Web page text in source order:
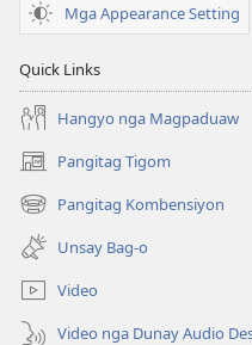
Mga Appearance Setting
Quick Links
Hangyo nga Magpaduaw
Pangitag Tigom
(mo-
open
ug
bag-
ong
window)
Pangitag Kombensiyon
(mo-
open
ug
bag-
ong
window)
Unsay Bag-o
Video
Video nga Dunay Audio